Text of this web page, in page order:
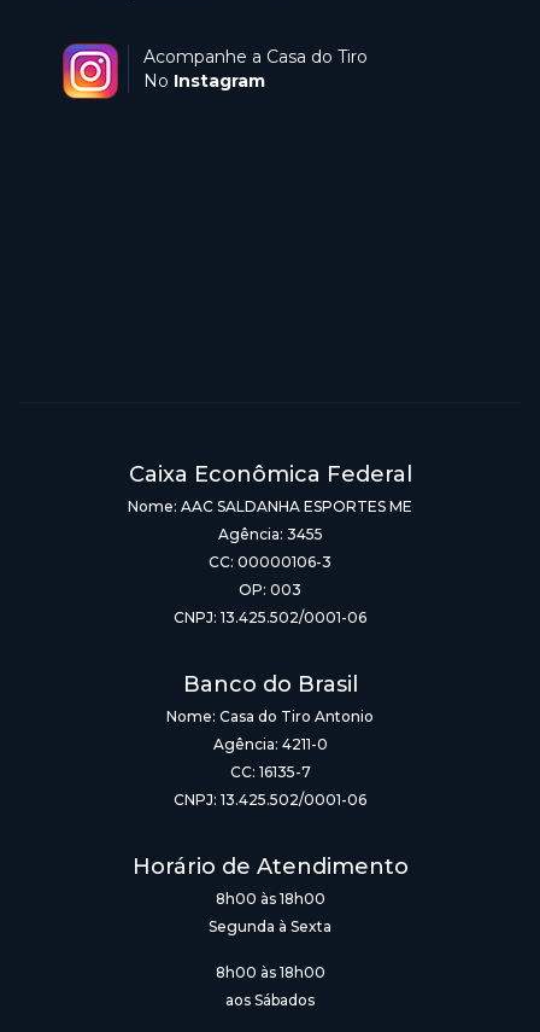
Acompanhe a Casa do Tiro
No Instagram
Caixa Econômica Federal
Nome: AAC SALDANHA ESPORTES ME
Agência: 3455
CC: 00000106-3
OP: 003
CNPJ: 13.425.502/0001-06
Banco do Brasil
Nome: Casa do Tiro Antonio
Agência: 4211-0
CC: 16135-7
CNPJ: 13.425.502/0001-06
Horário de Atendimento
8h00 às 18h00
Segunda à Sexta
8h00 às 18h00
aos Sábados